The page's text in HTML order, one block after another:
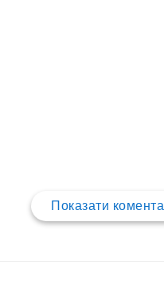
Показати